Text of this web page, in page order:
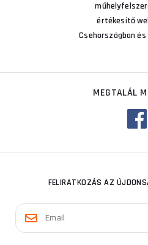
értékesítő
Csehországban és
MEGTALÁL
FELIRATKOZÁS AZ